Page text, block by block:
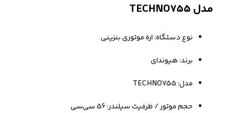
مدل TECHNO755
نوع دستگاه: اره موتوری بنزینی
برند: هیوندای
مدل: TECHNO755
حجم موتور / ظرفیت سیلندر: 56 سی‌سی